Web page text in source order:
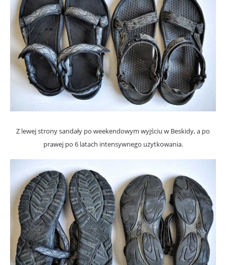
Z lewej strony sandały po weekendowym wyjściu w Beskidy, a po
prawej po 6 latach intensywnego użytkowania.